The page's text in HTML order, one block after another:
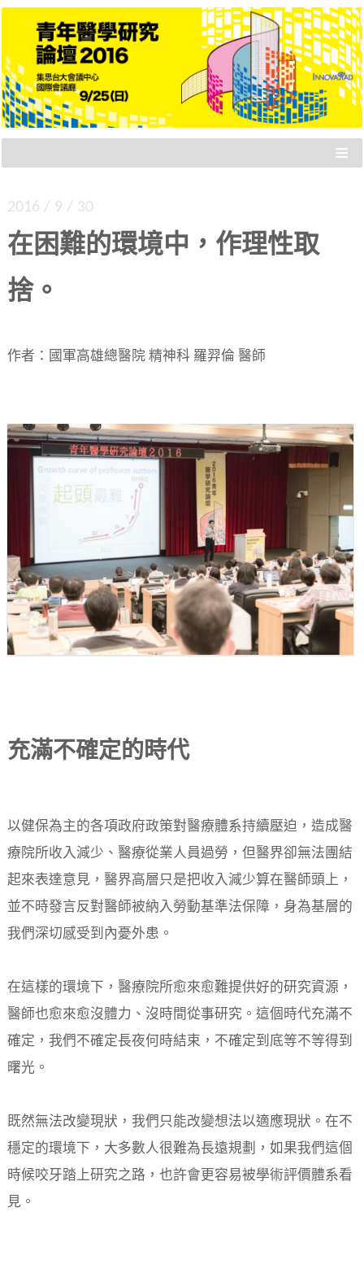
青年醫學研究論壇 2016
專門為「剛起步的醫學研究者」設計的研討會，
各路成績卓著的講者，與你分享四大面向：要不
要讀博士、國際參與、健保資料庫、統合分析。
≡
2016 / 9 / 30
在困難的環境中，作理性取
捨。
作者：國軍高雄總醫院 精神科 羅羿倫 醫師
充滿不確定的時代
以健保為主的各項政府政策對醫療體系持續壓迫，造成醫
療院所收入減少、醫療從業人員過勞，但醫界卻無法團結
起來表達意見，醫界高層只是把收入減少算在醫師頭上，
並不時發言反對醫師被納入勞動基準法保障，身為基層的
我們深切感受到內憂外患。
在這樣的環境下，醫療院所愈來愈難提供好的研究資源，
醫師也愈來愈沒體力、沒時間從事研究。這個時代充滿不
確定，我們不確定長夜何時結束，不確定到底等不等得到
曙光。
既然無法改變現狀，我們只能改變想法以適應現狀。在不
穩定的環境下，大多數人很難為長遠規劃，如果我們這個
時候咬牙踏上研究之路，也許會更容易被學術評價體系看
見。